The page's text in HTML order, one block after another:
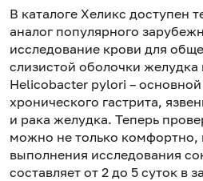
В каталоге Хеликс доступен
аналог популярного
исследование крови для
слизистой оболочки желудка
Helicobacter pylori –
хронического гастрита,
и рака желудка. Теперь
можно не только комфортно,
выполнения исследования
составляет от 2 до 5 суток в